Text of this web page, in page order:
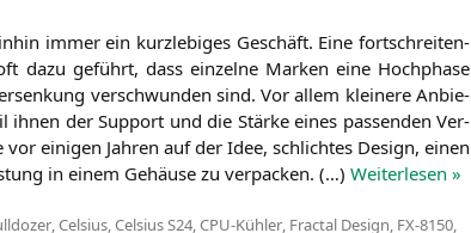
immer ein kurz­le­bi­ges Geschäft. Eine fort­schrei­ten­
dazu geführt, dass ein­zel­ne Mar­ken eine Hoch­pha­se
ver­schwun­den sind. Vor allem klei­ne­re Anbie­
ihnen der Sup­port und die Stär­ke eines pas­sen­den Ver­
eini­gen Jah­ren auf der Idee, schlich­tes Design, einen
in einem Gehäu­se zu ver­pa­cken. (…) Wei­ter­le­sen »
, Celsius, Celsius S24, CPU-Kühler, Fractal Design FX-8150,